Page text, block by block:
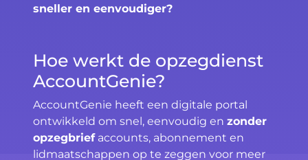
sneller en eenvoudiger?
Hoe werkt de opzegdienst
AccountGenie?
AccountGenie heeft een digitale portal
ontwikkeld om snel, eenvoudig en zonder
opzegbriefaccounts, abonnement en
lidmaatschappen op te zeggen voor meer